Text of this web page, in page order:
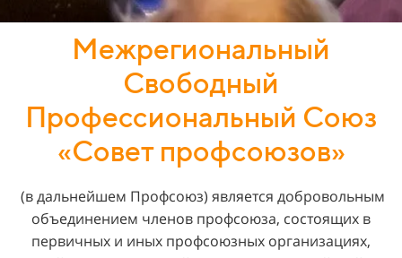
Межрегиональный
Свободный
Профессиональный Союз
«Совет профсоюзов»
(в дальнейшем Профсоюз) является добровольным
объединением членов профсоюза, состоящих в
первичных и иных профсоюзных организациях,